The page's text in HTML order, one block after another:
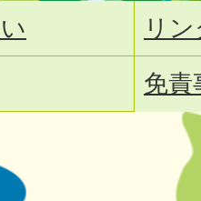
リ
免責